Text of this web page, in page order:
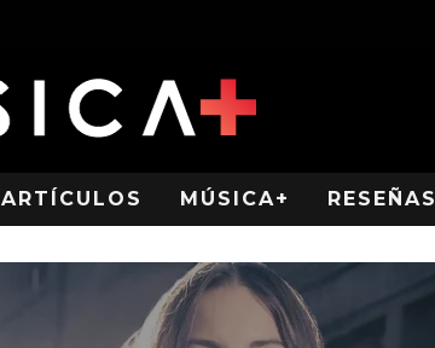
ARTÍCULOS MÚSICA+ RESEÑAS